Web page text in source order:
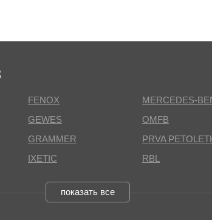
FENOX
GEWES
GRAMMER
IXETIC
MERCEDES-
OMFB
PRVA
RBL
показать все